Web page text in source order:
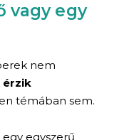
vagy egy
nem
érzik
témában sem.
egyszerű